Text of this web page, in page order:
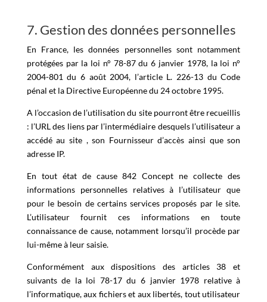
7. Gestion des données personnelles
En France, les données personnelles sont notamment
protégées par la loi n° 78-87 du 6 janvier 1978, la loi n°
2004-801 du 6 août 2004, l’article L. 226-13 du Code
pénal et la Directive Européenne du 24 octobre 1995.
A l’occasion de l’utilisation du site pourront être recueillis
: l’URL des liens par l’intermédiaire desquels l’utilisateur a
accédé au site , son Fournisseur d’accès ainsi que son
adresse IP.
En tout état de cause 842 Concept ne collecte des
informations personnelles relatives à l’utilisateur que
pour le besoin de certains services proposés par le site.
L’utilisateur fournit ces informations en toute
connaissance de cause, notamment lorsqu’il procède par
lui-même à leur saisie.
Conformément aux dispositions des articles 38 et
suivants de la loi 78-17 du 6 janvier 1978 relative à
l’informatique, aux fichiers et aux libertés, tout utilisateur